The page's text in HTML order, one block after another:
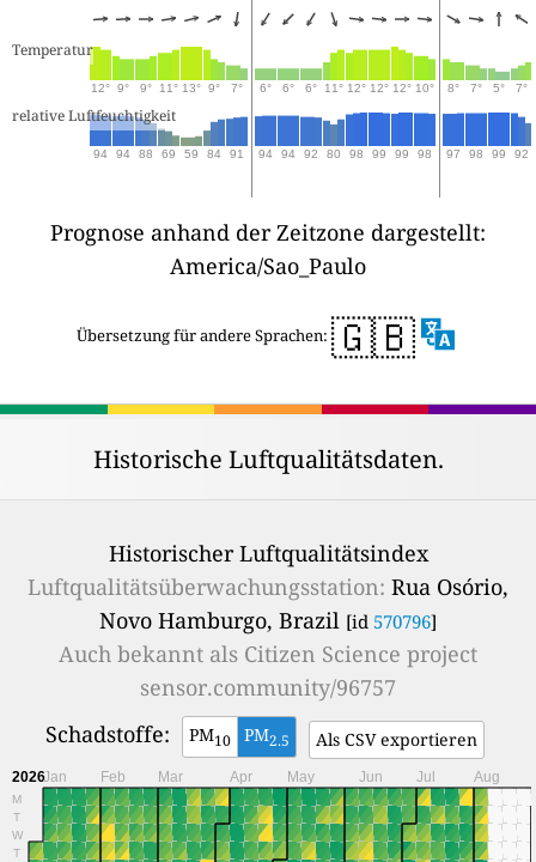
Temperatur
12° 9° 9° 11° 13° 9° 7° 6° 6° 6° 11° 12° 12° 12° 10° 8° 7° 5° 7°
relative Luftfeuchtigkeit
94 94 88 69 59 84 91 94 94 92 80 98 99 99 98 97 98 99 92
Prognose anhand der Zeitzone dargestellt:
America/Sao_Paulo
Übersetzung für andere Sprachen: 🇬🇧
Historische Luftqualitätsdaten.
Historischer Luftqualitätsindex
Luftqualitätsüberwachungsstation: Rua Osório,
Novo Hamburgo, Brazil [id 570796]
Auch bekannt als Citizen Science project
sensor.community/96757
Schadstoffe:
PM10 PM2.5 Als CSV exportieren
2026
M
T
W
T
Jan Feb Mar Apr May Jun Jul Aug